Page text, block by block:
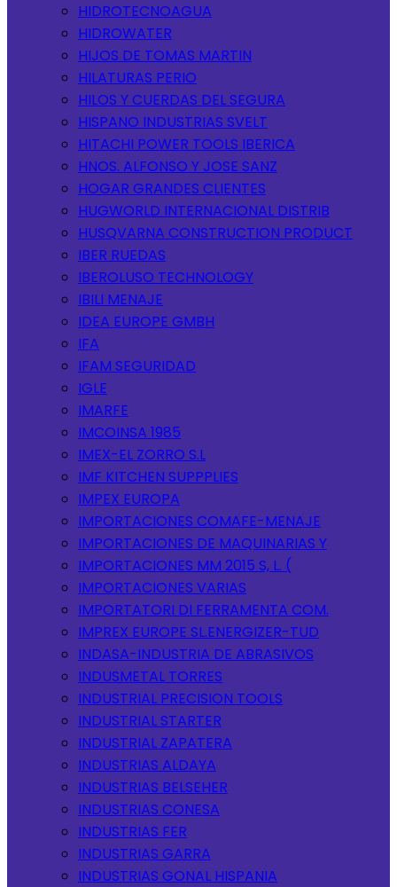
HIDROTECNOAGUA
HIDROWATER
HIJOS DE TOMAS MARTIN
HILATURAS PERIO
HILOS Y CUERDAS DEL SEGURA
HISPANO INDUSTRIAS SVELT
HITACHI POWER TOOLS IBERICA
HNOS. ALFONSO Y JOSE SANZ
HOGAR GRANDES CLIENTES
HUGWORLD INTERNACIONAL DISTRIB
HUSQVARNA CONSTRUCTION PRODUCT
IBER RUEDAS
IBEROLUSO TECHNOLOGY
IBILI MENAJE
IDEA EUROPE GMBH
IFA
IFAM SEGURIDAD
IGLE
IMARFE
IMCOINSA 1985
IMEX-EL ZORRO S.L
IMF KITCHEN SUPPPLIES
IMPEX EUROPA
IMPORTACIONES COMAFE-MENAJE
IMPORTACIONES DE MAQUINARIAS Y
IMPORTACIONES MM 2015 S, L. (
IMPORTACIONES VARIAS
IMPORTATORI DI FERRAMENTA COM.
IMPREX EUROPE SL.ENERGIZER-TUD
INDASA-INDUSTRIA DE ABRASIVOS
INDUSMETAL TORRES
INDUSTRIAL PRECISION TOOLS
INDUSTRIAL STARTER
INDUSTRIAL ZAPATERA
INDUSTRIAS ALDAYA
INDUSTRIAS BELSEHER
INDUSTRIAS CONESA
INDUSTRIAS FER
INDUSTRIAS GARRA
INDUSTRIAS GONAL HISPANIA